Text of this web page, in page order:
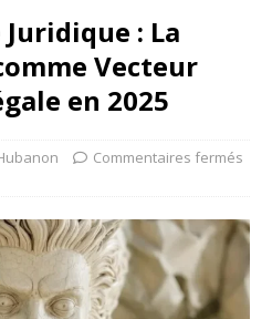
: La
Vecteur
en 2025
Commentaires fermés